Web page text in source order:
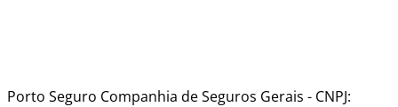
Porto Seguro Companhia de Seguros Gerais - CNPJ: